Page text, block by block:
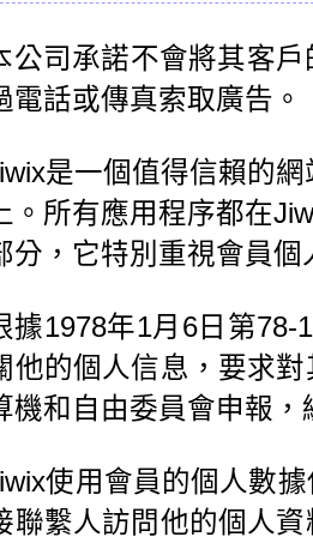
公司承諾不會將其客
電話或傳真索取廣告。
是一個值得信賴的
。所有應用程序都在
分，它特別重視會員
據1978年1月6日第78-
他的個人信息，要求
機和自由委員會申報，
使用會員的個人數
聯繫人訪問他的個人